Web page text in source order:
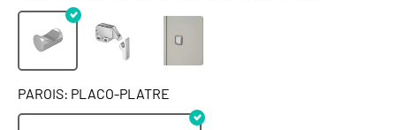
PAROIS: PLACO-PLATRE